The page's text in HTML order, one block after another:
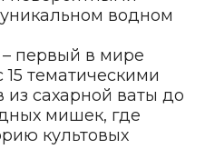
водном
первый в мире
тематическими
из сахарной ваты до
мишек, где
культовых